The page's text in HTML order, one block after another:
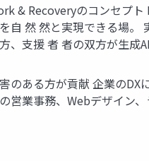
& Recoveryのコンセプ
を自 然 然と実現できる場
、支援 者 者の双方が生成
のある方が貢献 企業の
営業事務、Webデザイン